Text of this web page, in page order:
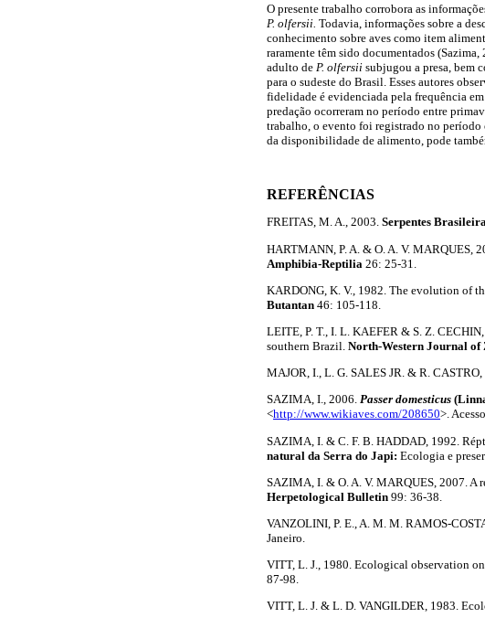
O presente trabalho corrobora as
P. olfersii. Todavia, informações sobre a
conhecimento sobre aves como item
raramente têm sido documentados
adulto de P. olfersii subjugou a presa, bem
para o sudeste do Brasil. Esses autores
fidelidade é evidenciada pela frequência em
predação ocorreram no período entre
trabalho, o evento foi registrado no período
da disponibilidade de alimento, pode
REFERÊNCIAS
FREITAS, M. A., 2003. Serpentes
HARTMANN, P. A. & O. A. V. MARQUES,
Amphibia-Reptilia 26: 25-31.
KARDONG, K. V., 1982. The evolution of
Butantan 46: 105-118.
LEITE, P. T., I. L. KAEFER & S. Z.
southern Brazil. North-Western Journal of
MAJOR, I., L. G. SALES JR. & R.
SAZIMA, I., 2006. Passer domesticus
<http://www.wikiaves.com/208650>.
SAZIMA, I. & C. F. B. HADDAD, 1992.
natural da Serra do Japi: Ecologia e
SAZIMA, I. & O. A. V. MARQUES, 2007.
Herpetological Bulletin 99: 36-38.
VANZOLINI, P. E., A. M. M. RAMOS-
Janeiro.
VITT, L. J., 1980. Ecological observation
87-98.
VITT, L. J. & L. D. VANGILDER, 1983.